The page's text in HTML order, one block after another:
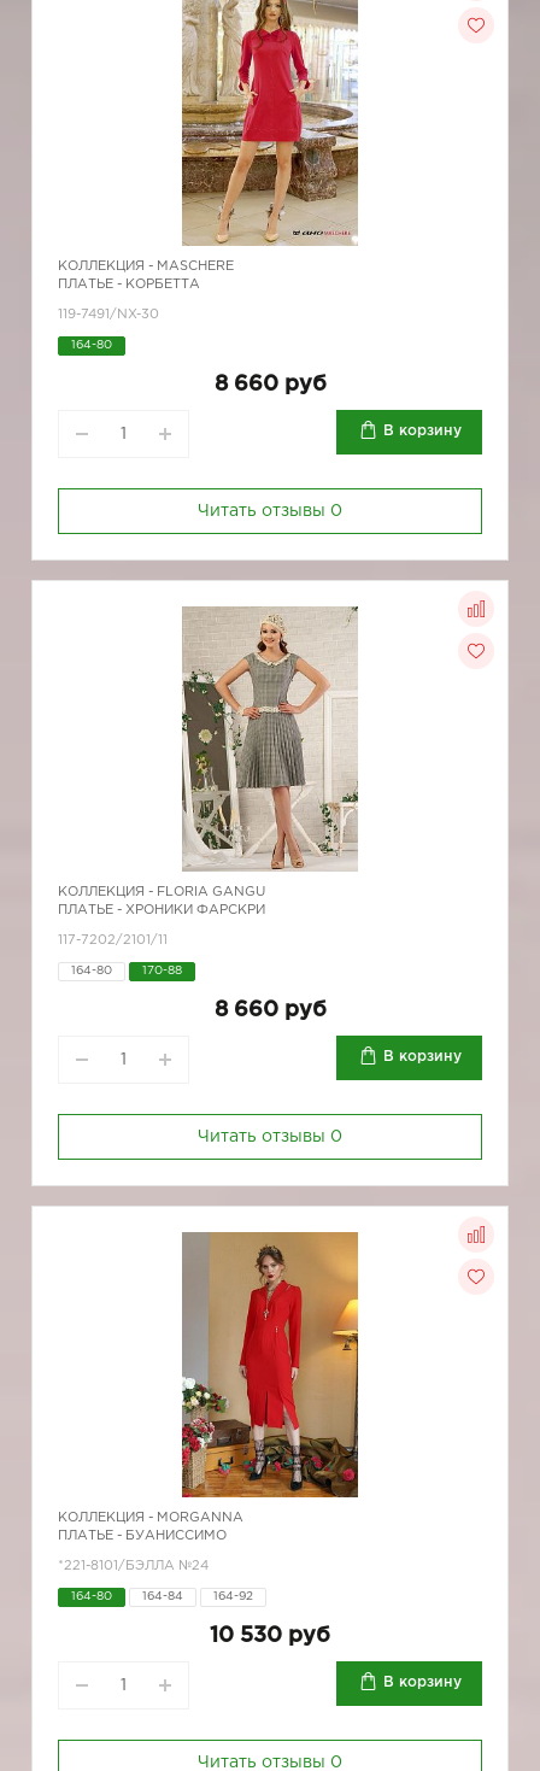
КОЛЛЕКЦИЯ - MASCHERE
ПЛАТЬЕ - КОРБЕТТА
119-7491/NX-30
164-80
8 660 руб
В корзину
Читать отзывы 0
КОЛЛЕКЦИЯ - FLORIA GANGU
ПЛАТЬЕ - ХРОНИКИ ФАРСКРИ
117-7202/2101/11
164-80 170-88
8 660 руб
В корзину
Читать отзывы 0
КОЛЛЕКЦИЯ - MORGANNA
ПЛАТЬЕ - БУАНИССИМО
*221-8101/БЭЛЛА №24
164-80 164-84 164-92
10 530 руб
В корзину
Читать отзывы 0